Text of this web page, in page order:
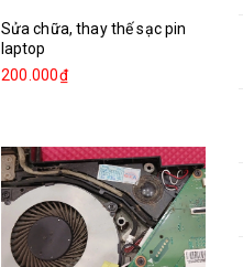
Sửa chữa, thay thế sạc pin
laptop
200.000₫